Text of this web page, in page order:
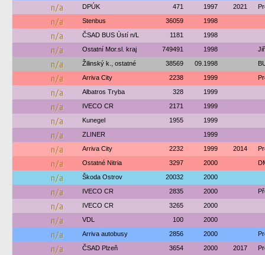
n/a DPÚK 471 1997 2021
n/a Stenbus 36059 1998
n/a ČSAD BUS Ústí n/L 1181 1998
n/a Ostatní Mor.sl. kraj 749491 1998
n/a Žilinský k., ostatné 38569 09.1998
n/a Arriva City 2238 1999
n/a Albatros Tryba 328 1999
n/a IVECO CR 2171 1999
n/a Kunegel 1955 1999
n/a ZLINER 1999
n/a Arriva City 2232 1999 2014
n/a Ostatné Nitria 3297 2000
n/a Škoda Ostrov 20032 2000
n/a IVECO CR 2835 2000
n/a IVECO CR 3265 2000
n/a VDL 100 2000
n/a Arriva autobusy 2856 2000
n/a ČSAD Plzeň 3654 2000 2017